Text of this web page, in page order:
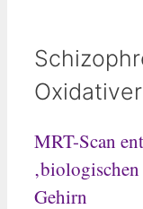
MRT-Scan
Gehirn